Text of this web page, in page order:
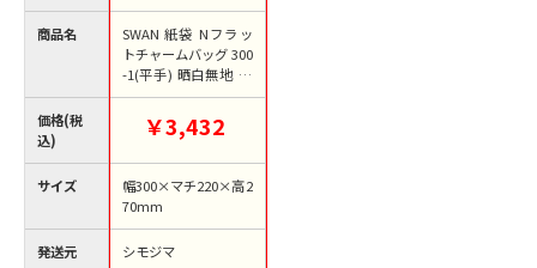
商品名
価格(税
込)
サイズ
発送元
SWAN 紙袋 Nフラッ
トチャームバッグ 300
-1(平手) 晒白無地 50
枚/袋
￥3,432
幅300×マチ220×高2
70mm
シモジマ